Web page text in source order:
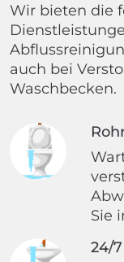
Wir bieten die
auch bei
Waschbecken.
Sie
24/